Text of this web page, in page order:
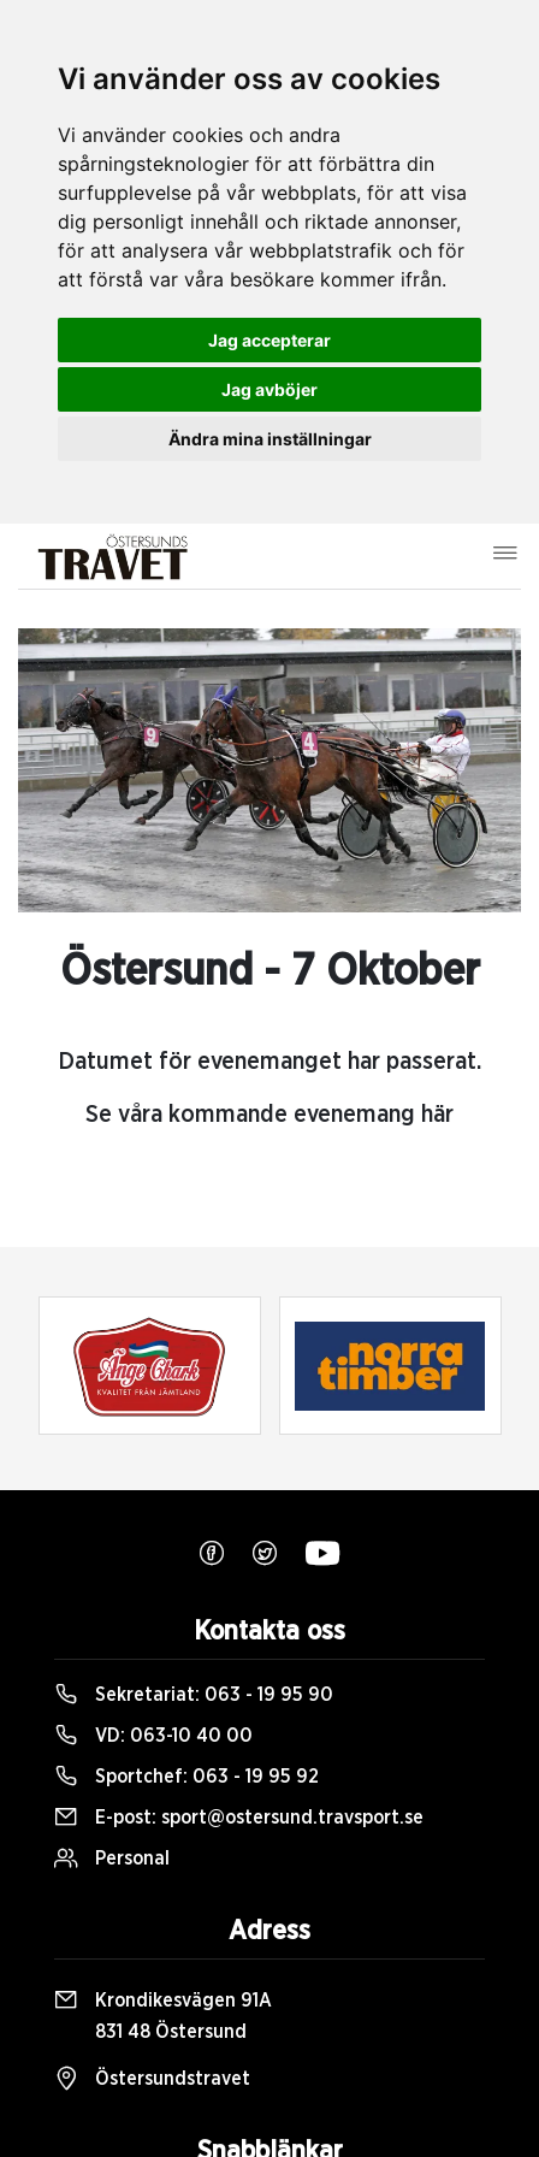
Vi använder oss av cookies
Vi använder cookies och andra
spårningsteknologier för att förbättra din
surfupplevelse på vår webbplats, för att visa
dig personligt innehåll och riktade annonser,
för att analysera vår webbplatstrafik och för
att förstå var våra besökare kommer ifrån.
Jag accepterar
Jag avböjer
Ändra mina inställningar
Östersund - 7 Oktober
Datumet för evenemanget har passerat.
Se våra kommande evenemang här
Snabblänkar
Kontakta oss
Sekretariat: 063 - 19 95 90
VD: 063-10 40 00
Sportchef: 063 - 19 95 92
E-post: sport@ostersund.travsport.se
Personal
Adress
Krondikesvägen 91A
831 48 Östersund
Östersundstravet